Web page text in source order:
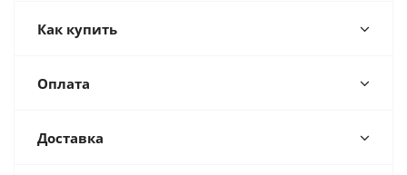
Как купить
Оплата
Доставка